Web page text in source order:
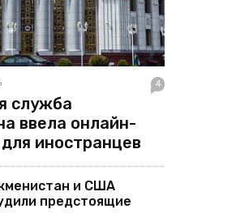
4
служба
ввела онлайн-
иностранцев
и США
предстоящие